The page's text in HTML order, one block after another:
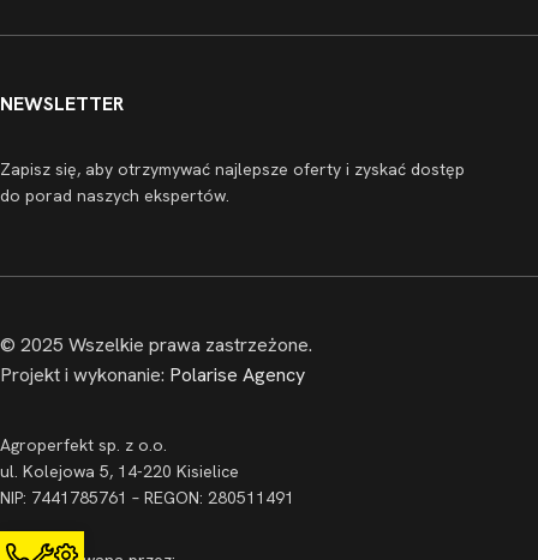
NEWSLETTER
Zapisz się, aby otrzymywać najlepsze oferty i zyskać dostęp
do porad naszych ekspertów.
© 2025 Wszelkie prawa zastrzeżone.
Projekt i wykonanie: Polarise Agency
Agroperfekt sp. z o.o.
ul. Kolejowa 5, 14-220 Kisielice
NIP: 7441785761 – REGON: 280511491